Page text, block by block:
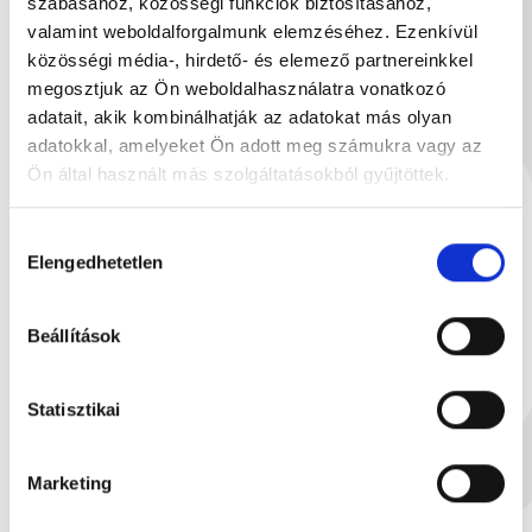
valamint weboldalforgalmunk elemzéséhez. Ezenkívül
közösségi média-, hirdető- és elemező partnereinkkel
megosztjuk az Ön weboldalhasználatra vonatkozó
adatait, akik kombinálhatják az adatokat más olyan
adatokkal, amelyeket Ön adott meg számukra vagy az
Ön által használt más szolgáltatásokból gyűjtöttek.
kiválasztása
Elengedhetetlen
Beállítások
Statisztikai
Marketing